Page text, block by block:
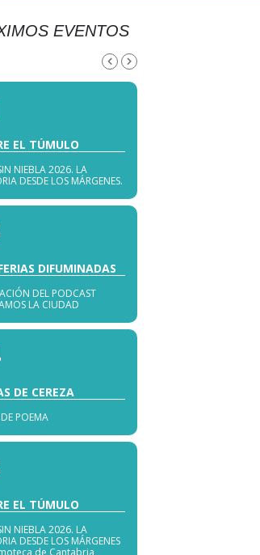
EVENTOS
EL TÚMULO
NIEBLA 2026. LA
DESDE LOS MÁRGENES.
DIFUMINADAS
DEL PODCAST
LA CIUDAD
DE CEREZA
POEMA
EL TÚMULO
NIEBLA 2026. LA
DESDE LOS MÁRGENES